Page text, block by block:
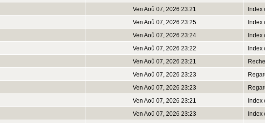
Ven Aoû 07, 2026 23:21
Index
Ven Aoû 07, 2026 23:25
Index
Ven Aoû 07, 2026 23:24
Index
Ven Aoû 07, 2026 23:22
Index
Ven Aoû 07, 2026 23:21
Ven Aoû 07, 2026 23:23
Ven Aoû 07, 2026 23:23
Ven Aoû 07, 2026 23:21
Index
Ven Aoû 07, 2026 23:23
Index